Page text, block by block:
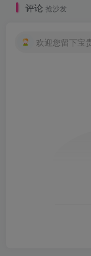
评论 抢沙发
欢迎您留下宝